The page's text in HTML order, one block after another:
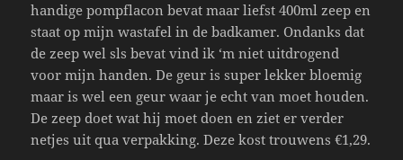
handige pompflacon bevat maar liefst 400ml zeep en
staat op mijn wastafel in de badkamer. Ondanks dat
de zeep wel sls bevat vind ik ‘m niet uitdrogend
voor mijn handen. De geur is super lekker bloemig
maar is wel een geur waar je echt van moet houden.
De zeep doet wat hij moet doen en ziet er verder
netjes uit qua verpakking. Deze kost trouwens €1,29.